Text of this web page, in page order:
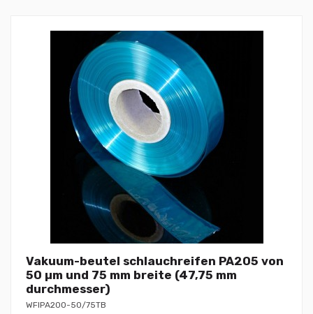
Vakuum-beutel schlauchreifen PA205 von
50 µm und 75 mm breite (47,75 mm
durchmesser)
WFIPA200-50/75TB